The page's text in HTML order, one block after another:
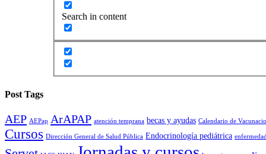
Search in content
Post Tags
AEP AEPap ArAPAP atención temprana becas y ayudas Calendario de
Cursos Dirección General de Salud Pública Endocrinología pediátrica